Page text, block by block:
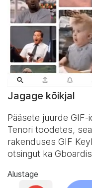
Jagage kõikjal
Pääsete juurde
Tenori toodetes,
rakenduses GIF
otsingut ka
Alustage